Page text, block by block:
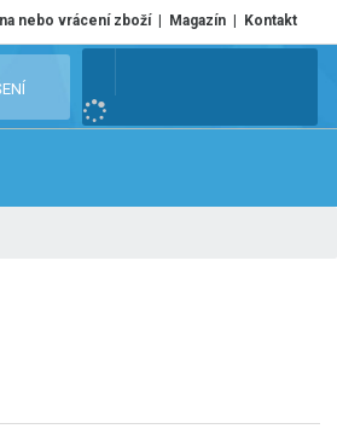
nebo vrácení zboží Magazín Kontakt